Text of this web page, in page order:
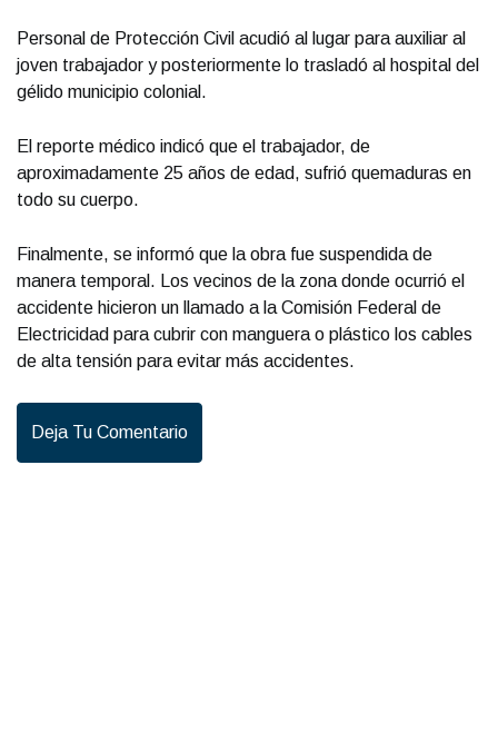
Personal de Protección Civil acudió al lugar para auxiliar al
joven trabajador y posteriormente lo trasladó al hospital del
gélido municipio colonial.
El reporte médico indicó que el trabajador, de
aproximadamente 25 años de edad, sufrió quemaduras en
todo su cuerpo.
Finalmente, se informó que la obra fue suspendida de
manera temporal. Los vecinos de la zona donde ocurrió el
accidente hicieron un llamado a la Comisión Federal de
Electricidad para cubrir con manguera o plástico los cables
de alta tensión para evitar más accidentes.
Deja Tu Comentario